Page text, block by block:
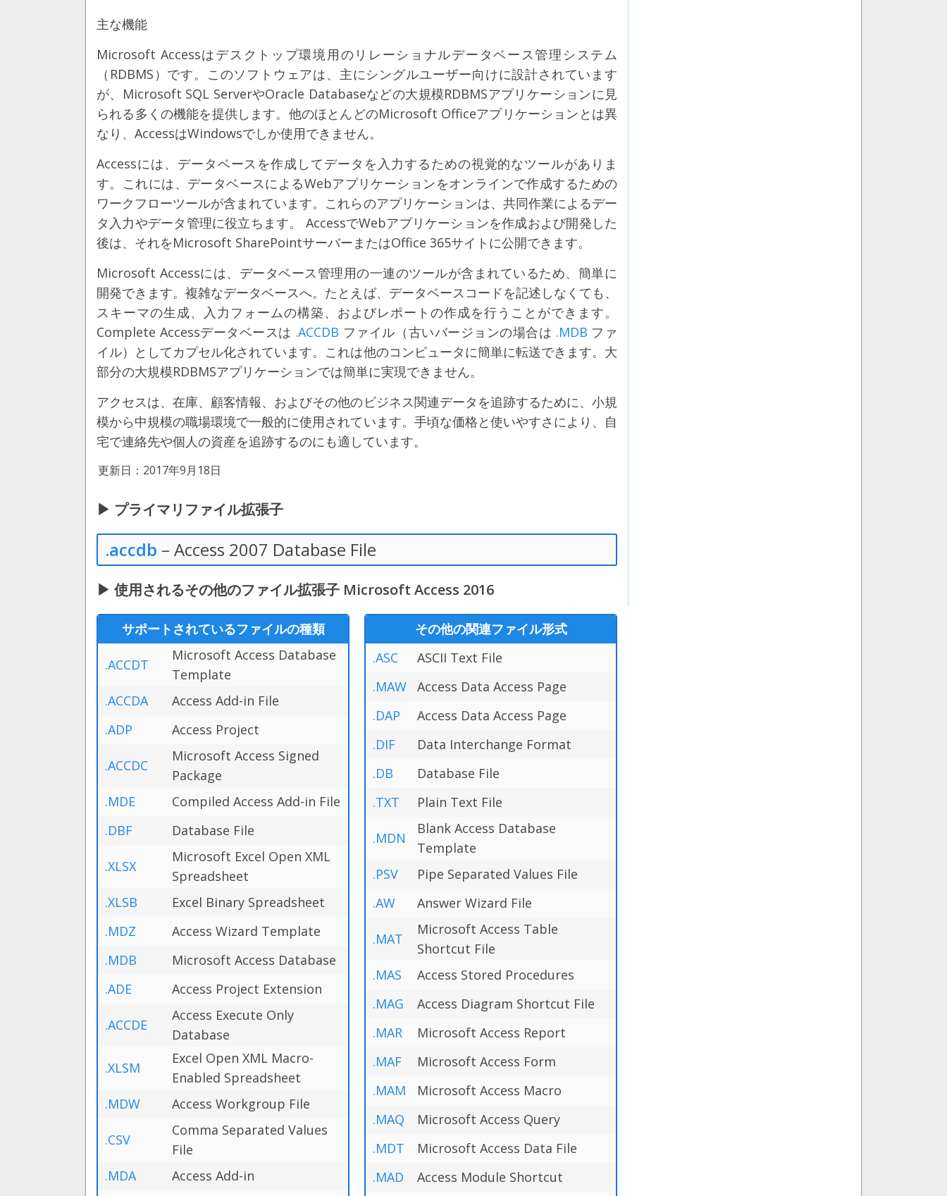
主な機能
Microsoft Accessはデスクトップ環境用のリレーショナルデータベース管理システム
（RDBMS）です。このソフトウェアは、主にシングルユーザー向けに設計されています
が、Microsoft SQL ServerやOracle Databaseなどの大規模RDBMSアプリケーションに見
られる多くの機能を提供します。他のほとんどのMicrosoft Officeアプリケーションとは異
なり、AccessはWindowsでしか使用できません。
Accessには、データベースを作成してデータを入力するための視覚的なツールがありま
す。これには、データベースによるWebアプリケーションをオンラインで作成するための
ワークフローツールが含まれています。これらのアプリケーションは、共同作業によるデー
タ入力やデータ管理に役立ちます。 AccessでWebアプリケーションを作成および開発した
後は、それをMicrosoft SharePointサーバーまたはOffice 365サイトに公開できます。
Microsoft Accessには、データベース管理用の一連のツールが含まれているため、簡単に
開発できます。複雑なデータベースへ。たとえば、データベースコードを記述しなくても、
スキーマの生成、入力フォームの構築、およびレポートの作成を行うことができます。
Complete Accessデータベースは .ACCDB ファイル（古いバージョンの場合は .MDB ファ
イル）としてカプセル化されています。これは他のコンピュータに簡単に転送できます。大
部分の大規模RDBMSアプリケーションでは簡単に実現できません。
アクセスは、在庫、顧客情報、およびその他のビジネス関連データを追跡するために、小規
模から中規模の職場環境で一般的に使用されています。手頃な価格と使いやすさにより、自
宅で連絡先や個人の資産を追跡するのにも適しています。
更新日：2017年9月18日
▶ プライマリファイル拡張子
.accdb – Access 2007 Database File
▶ 使用されるその他のファイル拡張子 Microsoft Access 2016
サポートされているファイルの種類
.ACCDT
Microsoft Access Database
Template
.ACCDA
Access Add-in File
.ADP
Access Project
.ACCDC
Microsoft Access Signed
Package
.MDE
Compiled Access Add-in File
.DBF
Database File
.XLSX
Microsoft Excel Open XML
Spreadsheet
.XLSB
Excel Binary Spreadsheet
.MDZ
Access Wizard Template
.MDB
Microsoft Access Database
.ADE
Access Project Extension
.ACCDE
Access Execute Only
Database
.XLSM
Excel Open XML Macro-
Enabled Spreadsheet
.MDW
Access Workgroup File
.CSV
Comma Separated Values
File
.MDA
Access Add-in
その他の関連ファイル形式
.ASC
ASCII Text File
.MAW
Access Data Access Page
.DAP
Access Data Access Page
.DIF
Data Interchange Format
.DB
Database File
.TXT
Plain Text File
.MDN
Blank Access Database
Template
.PSV
Pipe Separated Values File
.AW
Answer Wizard File
.MAT
Microsoft Access Table
Shortcut File
.MAS
Access Stored Procedures
.MAG
Access Diagram Shortcut File
.MAR
Microsoft Access Report
.MAF
Microsoft Access Form
.MAM
Microsoft Access Macro
.MAQ
Microsoft Access Query
.MDT
Microsoft Access Data File
.MAD
Access Module Shortcut